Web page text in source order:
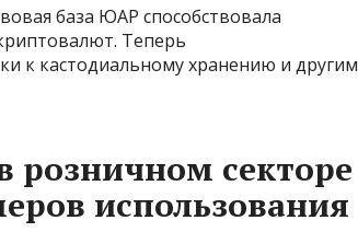
база ЮАР способствовала
Теперь
к кастодиальному хранению и другим
розничном секторе
использования